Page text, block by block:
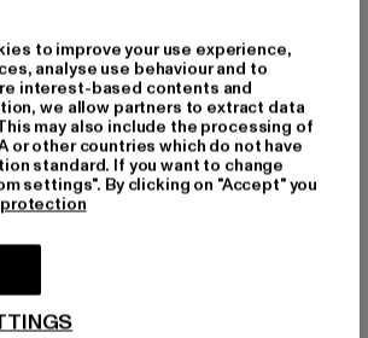
für unseren Newsletter an und
über aktuelle Tre
Gutscheine von DefShop p
to improve your use experience,
analyse use behaviour and to
interest-based contents and
we allow partners to extract data
may also include the processing of
or other countries which do not have
standard. If you want to change
settings". By clicking on "Accept" you